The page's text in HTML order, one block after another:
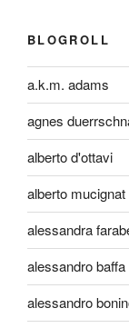
BLOGROLL
a.k.m. adams
agnes
alberto d'ottavi
alberto mucignat
alessandra
alessandro baffa
alessandro